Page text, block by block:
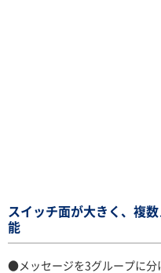
スイッチ面が大きく、複
能
●メッセージを3グループに分